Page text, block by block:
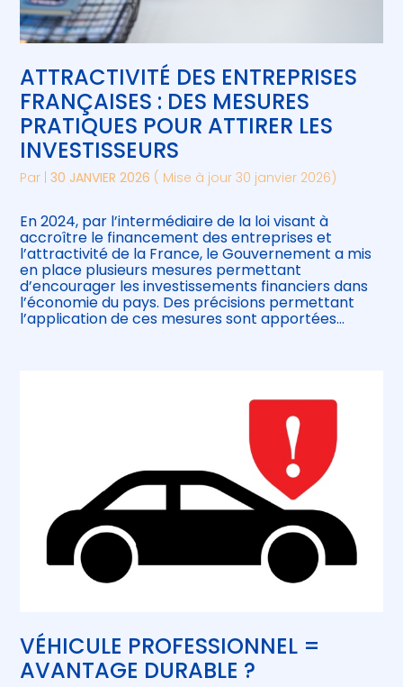
ATTRACTIVITÉ DES ENTREPRISES
FRANÇAISES : DES MESURES
PRATIQUES POUR ATTIRER LES
INVESTISSEURS
Par |30 JANVIER 2026 ( Mise à jour 30 janvier 2026)
En 2024, par l’intermédiaire de la loi visant à
accroître le financement des entreprises et
l’attractivité de la France, le Gouvernement a mis
en place plusieurs mesures permettant
d’encourager les investissements financiers dans
l’économie du pays. Des précisions permettant
l’application de ces mesures sont apportées…
VÉHICULE PROFESSIONNEL =
AVANTAGE DURABLE ?